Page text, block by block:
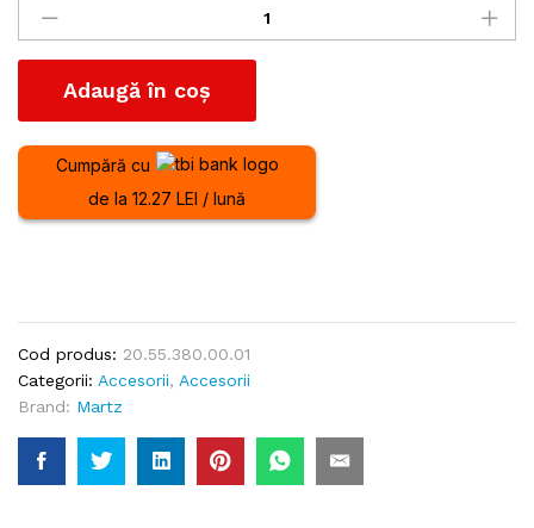
Blocare
Roata
cantitate
Adaugă în coș
Cumpără cu
de la 12.27 LEI / lună
Cod produs: 20.55.380.00.01
Categorii: Accesorii, Accesorii
Brand: Martz